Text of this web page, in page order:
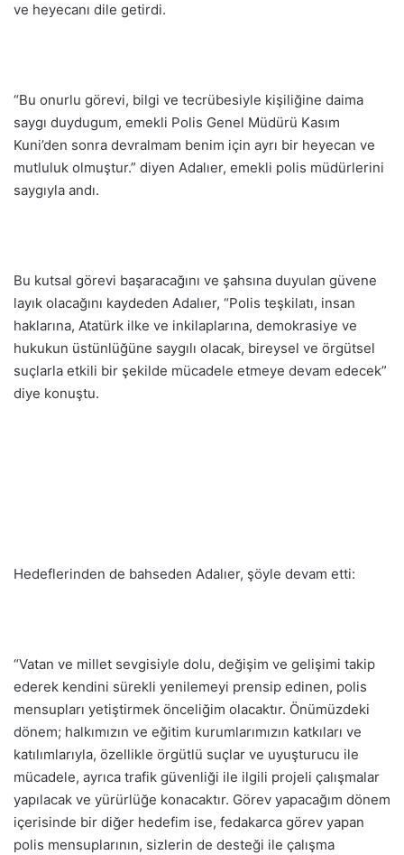
ve heyecanı dile getirdi.
“Bu onurlu görevi, bilgi ve tecrübesiyle kişiliğine daima
saygı duydugum, emekli Polis Genel Müdürü Kasım
Kuni’den sonra devralmam benim için ayrı bir heyecan ve
mutluluk olmuştur.” diyen Adalıer, emekli polis müdürlerini
saygıyla andı.
Bu kutsal görevi başaracağını ve şahsına duyulan güvene
layık olacağını kaydeden Adalıer, “Polis teşkilatı, insan
haklarına, Atatürk ilke ve inkilaplarına, demokrasiye ve
hukukun üstünlüğüne saygılı olacak, bireysel ve örgütsel
suçlarla etkili bir şekilde mücadele etmeye devam edecek”
diye konuştu.
Hedeflerinden de bahseden Adalıer, şöyle devam etti:
“Vatan ve millet sevgisiyle dolu, değişim ve gelişimi takip
ederek kendini sürekli yenilemeyi prensip edinen, polis
mensupları yetiştirmek önceliğim olacaktır. Önümüzdeki
dönem; halkımızın ve eğitim kurumlarımızın katkıları ve
katılımlarıyla, özellikle örgütlü suçlar ve uyuşturucu ile
mücadele, ayrıca trafik güvenliği ile ilgili projeli çalışmalar
yapılacak ve yürürlüğe konacaktır. Görev yapacağım dönem
içerisinde bir diğer hedefim ise, fedakarca görev yapan
polis mensuplarının, sizlerin de desteği ile çalışma